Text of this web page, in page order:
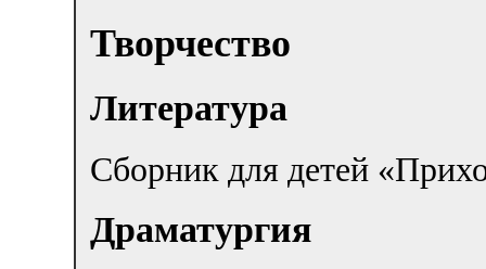
Творчество
Литература
Сборник для детей
Драматургия